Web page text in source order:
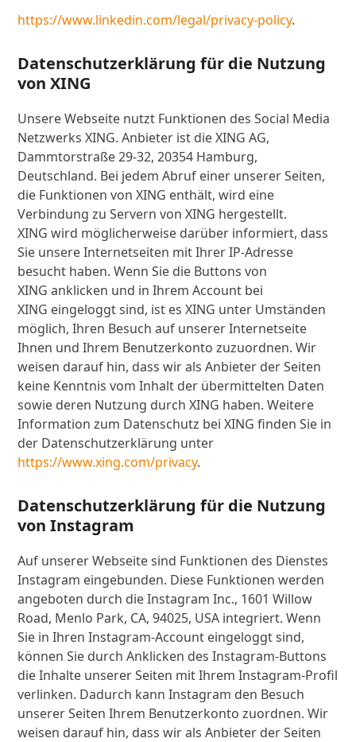
https://www.linkedin.com/legal/privacy-policy.
Datenschutzerklärung für die Nutzung
von XING
Unsere Webseite nutzt Funktionen des Social Media
Netzwerks XING. Anbieter ist die XING AG,
Dammtorstraße 29-32, 20354 Hamburg,
Deutschland. Bei jedem Abruf einer unserer Seiten,
die Funktionen von XING enthält, wird eine
Verbindung zu Servern von XING hergestellt.
XING wird möglicherweise darüber informiert, dass
Sie unsere Internetseiten mit Ihrer IP-Adresse
besucht haben. Wenn Sie die Buttons von
XING anklicken und in Ihrem Account bei
XING eingeloggt sind, ist es XING unter Umständen
möglich, Ihren Besuch auf unserer Internetseite
Ihnen und Ihrem Benutzerkonto zuzuordnen. Wir
weisen darauf hin, dass wir als Anbieter der Seiten
keine Kenntnis vom Inhalt der übermittelten Daten
sowie deren Nutzung durch XING haben. Weitere
Information zum Datenschutz bei XING finden Sie in
der Datenschutzerklärung unter
https://www.xing.com/privacy.
Datenschutzerklärung für die Nutzung
von Instagram
Auf unserer Webseite sind Funktionen des Dienstes
Instagram eingebunden. Diese Funktionen werden
angeboten durch die Instagram Inc., 1601 Willow
Road, Menlo Park, CA, 94025, USA integriert. Wenn
Sie in Ihren Instagram-Account eingeloggt sind,
können Sie durch Anklicken des Instagram-Buttons
die Inhalte unserer Seiten mit Ihrem Instagram-Profil
verlinken. Dadurch kann Instagram den Besuch
unserer Seiten Ihrem Benutzerkonto zuordnen. Wir
weisen darauf hin, dass wir als Anbieter der Seiten